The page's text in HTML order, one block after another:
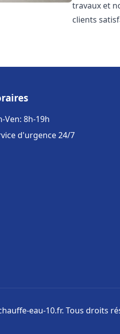
travaux et
clients
Ven: 8h-19h
d'urgence 24/7
eau-10.fr. Tous droits